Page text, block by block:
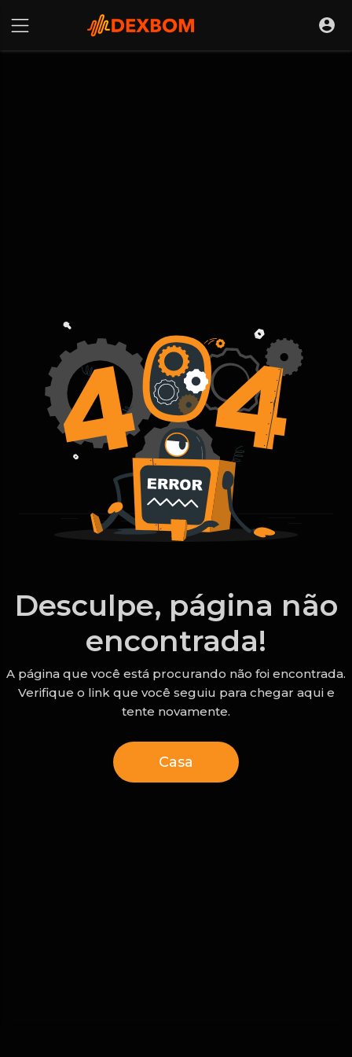
Desculpe, página não
encontrada!
A página que você está procurando não foi encontrada.
Verifique o link que você seguiu para chegar aqui e
tente novamente.
Casa